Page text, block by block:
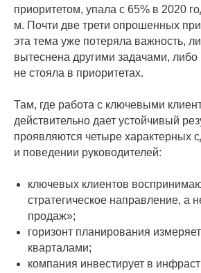
приоритетом, упала с 65% в 2020
м. Почти две трети опрошенных
эта тема уже потеряла важность,
вытеснена другими задачами, либо
не стояла в приоритетах.
Там, где работа с ключевыми
действительно дает устойчивый
проявляются четыре характерных
и поведении руководителей:
ключевых клиентов
стратегическое направление, а
продаж»;
горизонт планирования
кварталами;
компания инвестирует в